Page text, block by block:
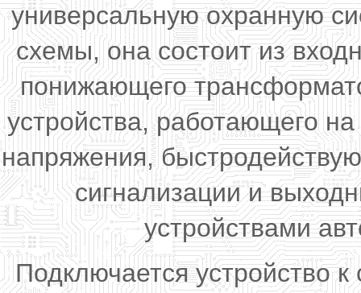
универсальную охранную
схемы, она состоит из
понижающего
устройства, работающего
напряжения,
сигнализации и
устройствами
Подключается устройство